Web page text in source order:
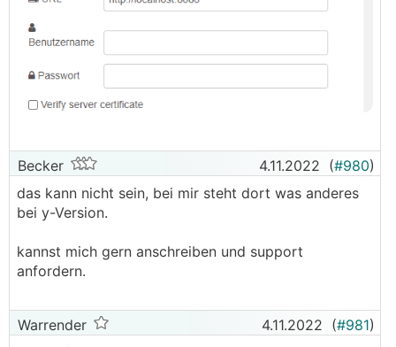
Becker 4.11.2022 (#980)
das kann nicht sein, bei mir steht dort was anderes
bei y-Version.
kannst mich gern anschreiben und support
anfordern.
Warrender 4.11.2022 (#981)